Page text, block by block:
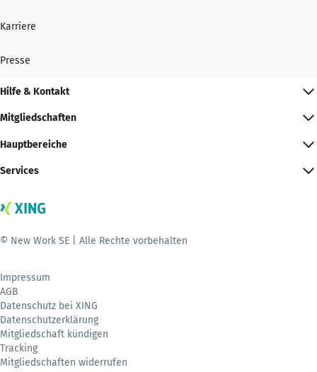
Karriere
Presse
Hilfe & Kontakt
Mitgliedschaften
Hauptbereiche
Services
© New Work SE | Alle Rechte vorbehalten
Impressum
AGB
Datenschutz bei XING
Datenschutzerklärung
Mitgliedschaft kündigen
Tracking
Mitgliedschaften widerrufen